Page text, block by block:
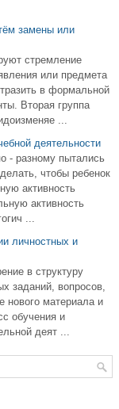
замены или
стремление
или предмета
в формальной
Вторая группа
...
деятельности
- разному пытались
чтобы ребенок
активность
активность
...
личностных и
в структуру
заданий, вопросов,
нового материала и
обучения и
деят ...